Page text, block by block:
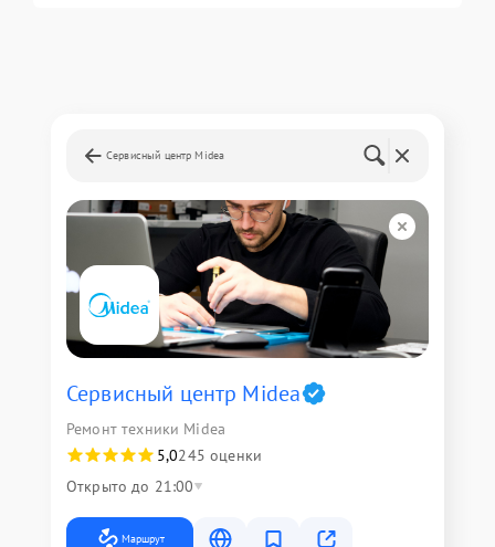
Сервисный центр Midea
Сервисный центр Midea
Ремонт техники Midea
5,0245 оценки
Открыто до 21:00
Маршрут